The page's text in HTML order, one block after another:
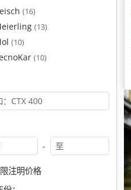
(16)
(13)
(10)
(10)
-
注明价格